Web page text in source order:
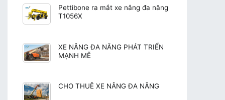
Pettibone ra mắt xe nâng đa năng
T1056X
XE NÂNG ĐA NĂNG PHÁT TRIỂN
MẠNH MẼ
CHO THUÊ XE NÂNG ĐA NĂNG